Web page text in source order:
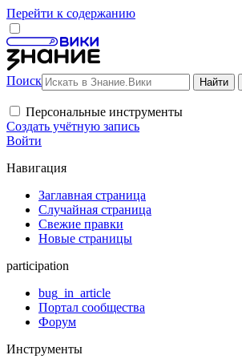
Перейти к содержанию
Поиск
Персональные инструменты
Создать учётную запись
Войти
Навигация
Заглавная страница
Случайная страница
Свежие правки
Новые страницы
participation
bug_in_article
Портал сообщества
Форум
Инструменты